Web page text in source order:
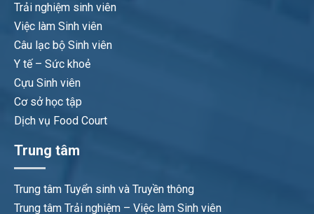
Trải nghiệm sinh viên
Việc làm Sinh viên
Câu lạc bộ Sinh viên
Y tế – Sức khoẻ
Cựu Sinh viên
Cơ sở học tập
Dịch vụ Food Court
Trung tâm
Trung tâm Tuyển sinh và Truyền thông
Trung tâm Trải nghiệm – Việc làm Sinh viên